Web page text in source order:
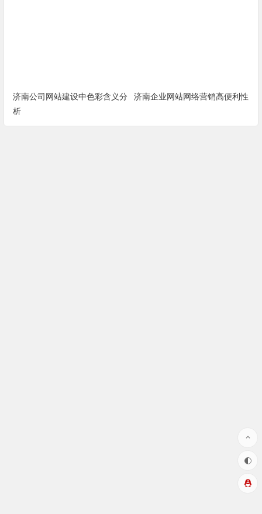
济南公司网站建设中色彩含义分
析
济南企业网站网络营销高便利性